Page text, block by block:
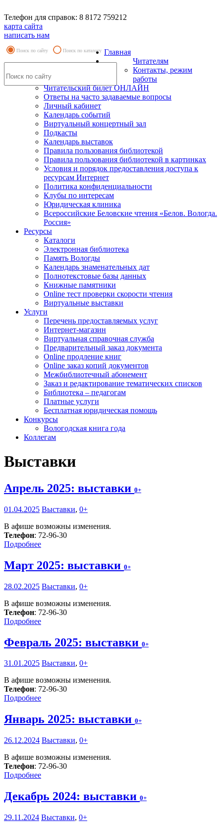
Телефон для справок: 8 8172 759212
карта сайта
написать нам
Поиск по сайту Поиск по каталогу Главная
Читателям
Контакты, режим
работы
Читательский билет ОНЛАЙН
Ответы на часто задаваемые вопросы
Личный кабинет
Календарь событий
Виртуальный концертный зал
Подкасты
Календарь выставок
Правила пользования библиотекой
Правила пользования библиотекой в картинках
Условия и порядок предоставления доступа к
ресурсам Интернет
Политика конфиденциальности
Клубы по интересам
Юридическая клиника
Всероссийские Беловские чтения «Белов. Вологда.
Россия»
Ресурсы
Каталоги
Электронная библиотека
Память Вологды
Календарь знаменательных дат
Полнотекстовые базы данных
Книжные памятники
Online тест проверки скорости чтения
Виртуальные выставки
Услуги
Перечень предоставляемых услуг
Интернет-магазин
Виртуальная справочная служба
Предварительный заказ документа
Online продление книг
Online заказ копий документов
Межбиблиотечный абонемент
Заказ и редактирование тематических списков
Библиотека – педагогам
Платные услуги
Бесплатная юридическая помощь
Конкурсы
Вологодская книга года
Коллегам
Выставки
Апрель 2025: выставки 0+
01.04.2025 Выставки, 0+
В афише возможны изменения.
Телефон: 72-96-30
Подробнее
Март 2025: выставки 0+
28.02.2025 Выставки, 0+
В афише возможны изменения.
Телефон: 72-96-30
Подробнее
Февраль 2025: выставки 0+
31.01.2025 Выставки, 0+
В афише возможны изменения.
Телефон: 72-96-30
Подробнее
Январь 2025: выставки 0+
26.12.2024 Выставки, 0+
В афише возможны изменения.
Телефон: 72-96-30
Подробнее
Декабрь 2024: выставки 0+
29.11.2024 Выставки, 0+